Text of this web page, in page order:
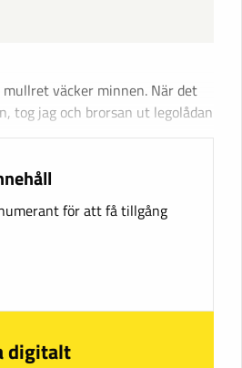
väcker minnen. När det
tog jag och brorsan ut legolådan
för att få tillgång
digitalt